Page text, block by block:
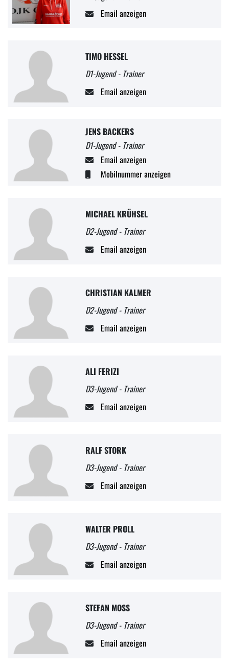
Email anzeigen
TIMO HESSEL
D1-Jugend - Trainer
Email anzeigen
JENS BACKERS
D1-Jugend - Trainer
Email anzeigen
Mobilnummer anzeigen
MICHAEL KRÜHSEL
D2-Jugend - Trainer
Email anzeigen
CHRISTIAN KALMER
D2-Jugend - Trainer
Email anzeigen
ALI FERIZI
D3-Jugend - Trainer
Email anzeigen
RALF STORK
D3-Jugend - Trainer
Email anzeigen
WALTER PROLL
D3-Jugend - Trainer
Email anzeigen
STEFAN MOSS
D3-Jugend - Trainer
Email anzeigen